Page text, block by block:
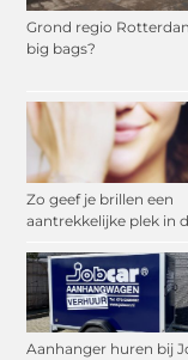
Grond regio
big bags?
Zo geef je brillen een
aantrekkelijke plek in
Aanhanger huren bij